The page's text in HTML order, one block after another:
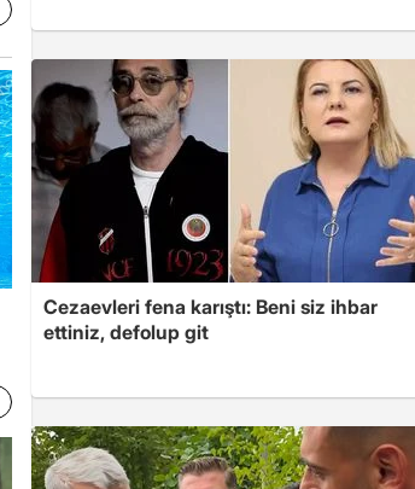
Cezaevleri fena karıştı: Beni siz ihbar
ettiniz, defolup git